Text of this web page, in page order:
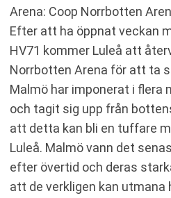
Arena: Coop Norrbotten
Efter att ha öppnat veckan
HV71 kommer Luleå att
Norrbotten Arena för att ta
Malmö har imponerat i flera
och tagit sig upp från
att detta kan bli en tuffare
Luleå. Malmö vann det
efter övertid och deras
att de verkligen kan utmana